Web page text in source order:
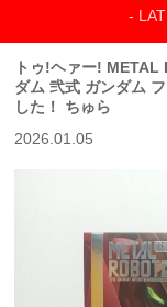
-
トゥ!ヘァー! METAL
ダム 弐式 ガンダム
した！ ちゅら
2026.01.05